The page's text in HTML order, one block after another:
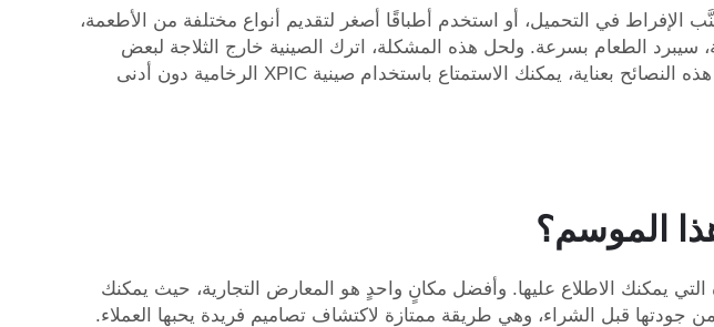
في التحميل، أو استخدم أطباقًا أصغر لتقديم أنواع مختلفة من الأطعمة،
سيبرد الطعام بسرعة. ولحل هذه المشكلة، اترك الصينية خارج الثلاجة لبعض
الوقت قبل وضع الطعام عليها، وبهذه الطريقة يبقى الطعام عند درجة حرارة مُرضية. وباتباع هذه النصائح بعناية، يمكنك الاستمتاع باستخدام صينية XPIC الرخامية دون أدنى
الموسم؟
يمكنك الاطلاع عليها. وأفضل مكانٍ واحدٍ هو المعارض التجارية، حيث يمكنك
قبل الشراء، وهي طريقة ممتازة لاكتشاف تصاميم فريدة يحبها العملاء.